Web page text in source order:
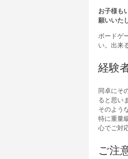
お子様も
願いいた
ボードゲ
い。出来
経験
同卓にそ
ると思い
そのよう
特に重量
心でご対
ご注